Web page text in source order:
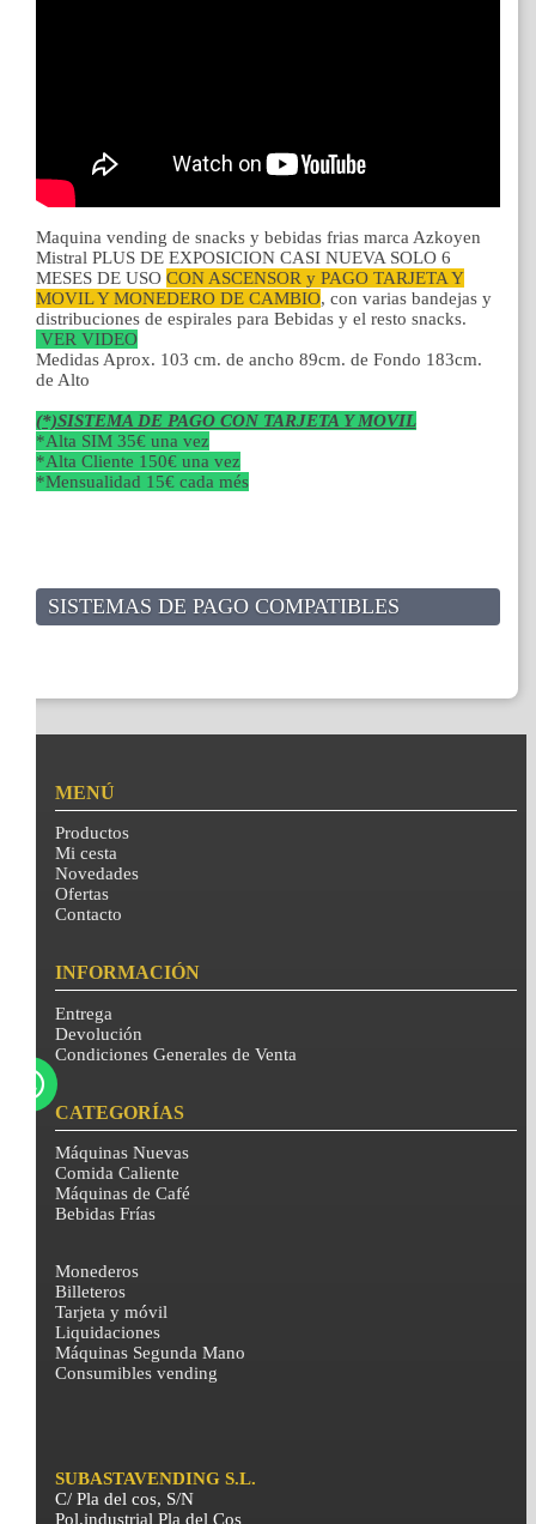
Maquina vending de snacks y bebidas frias marca Azkoyen
Mistral PLUS DE EXPOSICION CASI NUEVA SOLO 6
MESES DE USO CON ASCENSOR y PAGO TARJETA Y
MOVIL Y MONEDERO DE CAMBIO, con varias bandejas y
distribuciones de espirales para Bebidas y el resto snacks.
VER VIDEO
Medidas Aprox. 103 cm. de ancho 89cm. de Fondo 183cm.
de Alto
(*)SISTEMA DE PAGO CON TARJETA Y MOVIL
*Alta SIM 35€ una vez
*Alta Cliente 150€ una vez
*Mensualidad 15€ cada més
SISTEMAS DE PAGO COMPATIBLES
MENÚ
Productos
Mi cesta
Novedades
Ofertas
Contacto
INFORMACIÓN
Entrega
Devolución
Condiciones Generales de Venta
CATEGORÍAS
Máquinas Nuevas
Comida Caliente
Máquinas de Café
Bebidas Frías
Monederos
Billeteros
Tarjeta y móvil
Liquidaciones
Máquinas Segunda Mano
Consumibles vending
SUBASTAVENDING S.L.
C/ Pla del cos, S/N
Pol.industrial Pla del Cos